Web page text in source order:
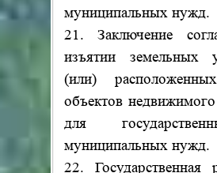
муниципальных нужд.
21. Заключение
изъятии земельных
(или)
объектов
для
муниципальных нужд.
22. Государственная